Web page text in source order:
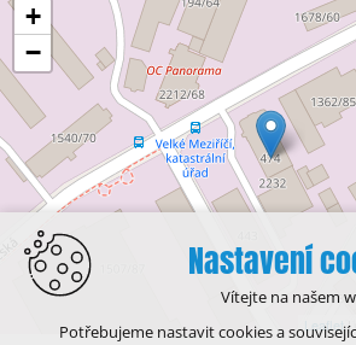
+
−
Leaflet |
Nastavení
Vítejte na našem
Potřebujeme nastavit cookies a